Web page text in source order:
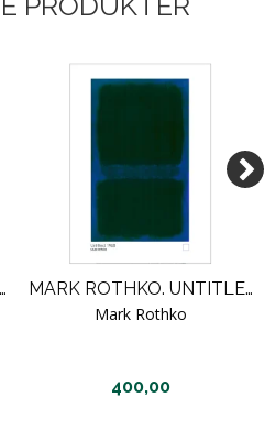
MARK ROTHKO. ORANGE, BROWN 1961
MARK ROTHKO. UNTITLED 1968
Mark Rothko
400,00